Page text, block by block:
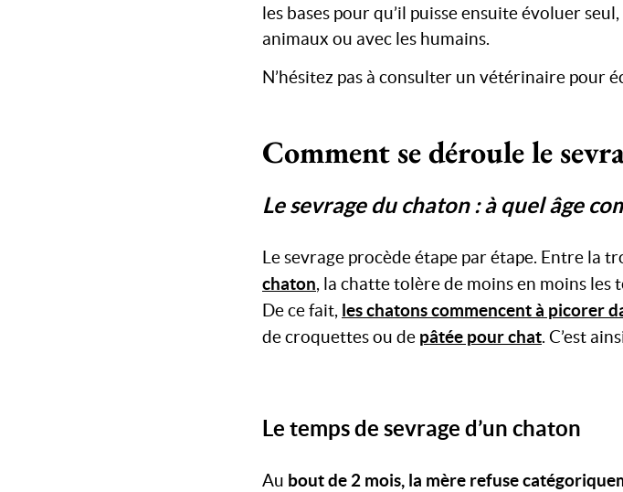
les bases pour qu’il puisse ensuite évoluer
animaux ou avec les humains.
N’hésitez pas à consulter un vétérinaire pour
Comment se déroule le
Le sevrage du chaton : à quel âge
Le sevrage procède étape par étape. Entre la
chaton, la chatte tolère de moins en moins les
De ce fait, les chatons commencent à picorer
de croquettes ou de pâtée pour chat. C’est
Le temps de sevrage d’un chaton
Au bout de 2 mois, la mère refuse